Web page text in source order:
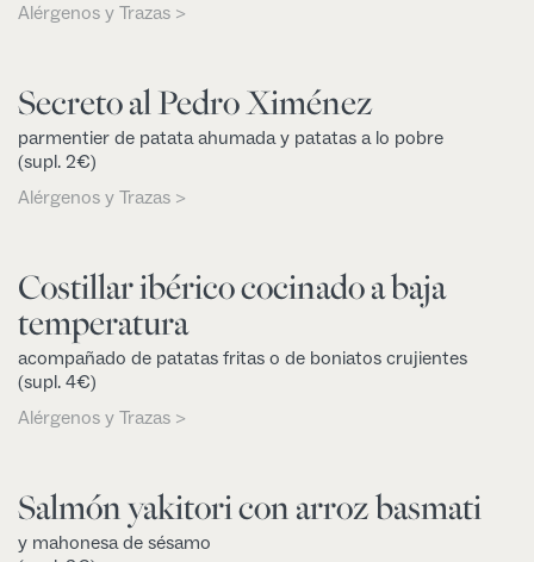
Alérgenos y Trazas >
Secreto al Pedro Ximénez
parmentier de patata ahumada y patatas a lo pobre
(supl. 2€)
Alérgenos y Trazas >
Costillar ibérico cocinado a baja
temperatura
acompañado de patatas fritas o de boniatos crujientes
(supl. 4€)
Alérgenos y Trazas >
Salmón yakitori con arroz basmati
y mahonesa de sésamo